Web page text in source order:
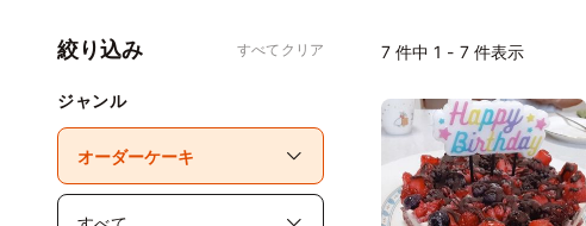
絞り込み すべてクリア
ジャンル
7 件中 1 - 7 件表示